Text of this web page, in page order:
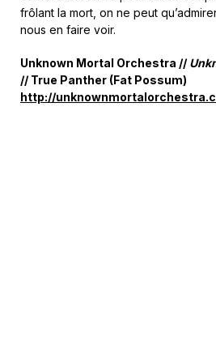
frôlant la mort, on ne peut
nous en faire voir.
Unknown Mortal Orchestra //
// True Panther (Fat Possum)
http://